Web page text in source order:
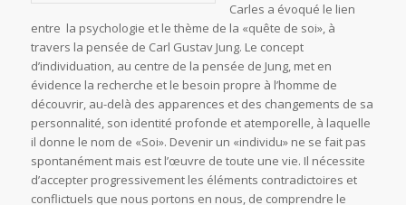
Carles a évoqué le lien
entre la psychologie et le thème de la «quête de soi», à
travers la pensée de Carl Gustav Jung. Le concept
d’individuation, au centre de la pensée de Jung, met en
évidence la recherche et le besoin propre à l’homme de
découvrir, au-delà des apparences et des changements de sa
personnalité, son identité profonde et atemporelle, à laquelle
il donne le nom de «Soi». Devenir un «individu» ne se fait pas
spontanément mais est l’œuvre de toute une vie. Il nécessite
d’accepter progressivement les éléments contradictoires et
conflictuels que nous portons en nous, de comprendre le